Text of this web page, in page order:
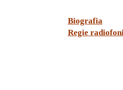
Biografia
Regie